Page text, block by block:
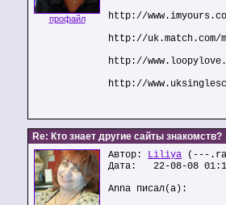
профайл
http://
http://uk.match.com/
http://
http://
Re: Кто знает другие сайты знакомств?
Автор: Liliya (---
Дата: 22-08-08
Anna писал(а):